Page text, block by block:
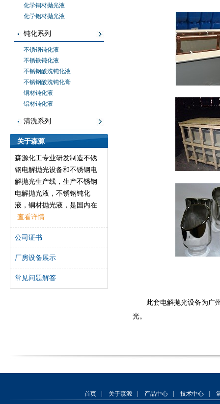
化学铜材抛光液
化学铝材抛光液
钝化系列
不锈钢钝化液
不锈铁钝化液
不锈钢酸洗钝化液
不锈钢酸洗钝化膏
铜材钝化液
铝材钝化液
清洗系列
关于森源
森源化工专业研发制造不锈
钢电解抛光设备和不锈钢电
解抛光生产线，生产不锈钢
电解抛光液，不锈钢钝化
液，铜材抛光液，是国内在
不锈钢、铜材等金属材料表
面处理行业的先导之一，森
源一直致力于开发高效环保
的产品，以帮助工厂解决在
际问题。
森源化工专业从事金属表面
经验。本公司的大部分产品
查看详情
公司证书
厂房设备展示
常见问题解答
此套电解抛光设备为广州
光。
首页 关于森源 产品中心 技术中心